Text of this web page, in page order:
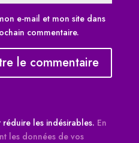
e-mail et mon site dans
commentaire.
le commentaire
les indésirables. En
les données de vos